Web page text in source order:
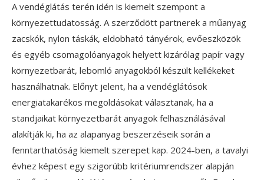
A vendéglátás terén idén is kiemelt szempont a
környezettudatosság. A szerződött partnerek a műanyag
zacskók, nylon táskák, eldobható tányérok, evőeszközök
és egyéb csomagolóanyagok helyett kizárólag papír vagy
környezetbarát, lebomló anyagokból készült kellékeket
használhatnak. Előnyt jelent, ha a vendéglátósok
energiatakarékos megoldásokat választanak, ha a
standjaikat környezetbarát anyagok felhasználásával
alakítják ki, ha az alapanyag beszerzéseik során a
fenntarthatóság kiemelt szerepet kap. 2024-ben, a tavalyi
évhez képest egy szigorúbb kritériumrendszer alapján